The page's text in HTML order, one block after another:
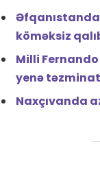
köməksiz
Milli Fernando
yenə
Naxçıvanda